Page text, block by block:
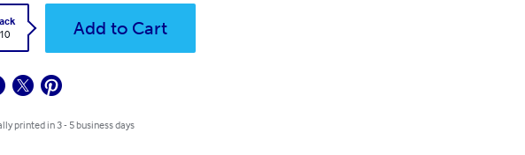
Add to Cart
printed in 3 - 5 business days